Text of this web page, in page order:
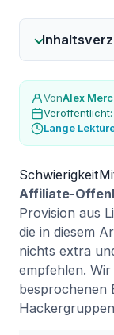
VonAlex
Lange
Schwierigkeit
Affiliate-
Provision aus
die in diesem
nichts extra
empfehlen.
besprochenen